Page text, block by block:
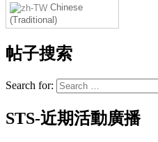
Chinese
(Traditional)
帖子搜索
Search for:
STS-近期活動廣播